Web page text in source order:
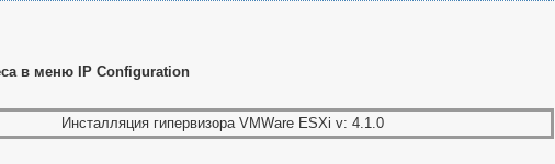
в меню IP Configuration